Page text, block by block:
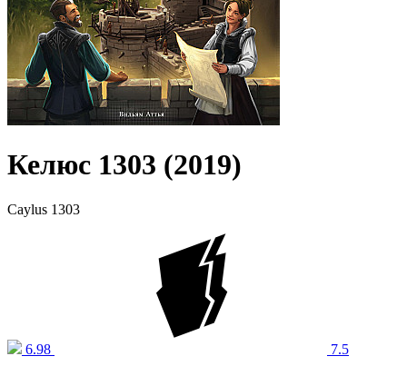
Келюс 1303 (2019)
Caylus 1303
6.98 7.5